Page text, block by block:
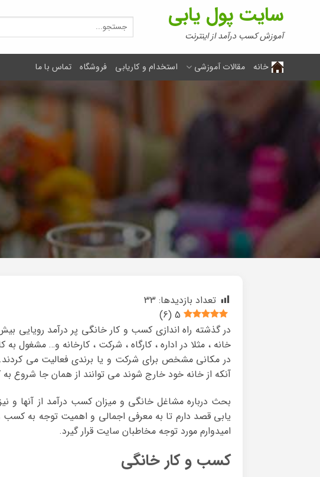
سایت پول یابی
آموزش کسب درآمد از اینترنت
جستجو
برای:
خانه مقالات آموزشی استخدام و کاریابی فروشگاه تماس با ما
تعداد بازدیدها: 33
5
(
6
)
در گذشته راه اندازی کسب و کار خانگی پر درآمد رویایی
خانه ، مثلا در اداره ، کارگاه ، شرکت ، کارخانه و… مشغول
در مکانی مشخص برای شرکت و یا برندی فعالیت می کردند.
آنکه از خانه خود خارج شوند می توانند از همان جا شروع
بحث درباره مشاغل خانگی و میزان کسب درآمد از آنها و
یابی قصد دارم تا به معرفی اجمالی و اهمیت توجه به کسب
امیدوارم مورد توجه مخاطبان سایت قرار گیرد.
کسب و کار خانگی